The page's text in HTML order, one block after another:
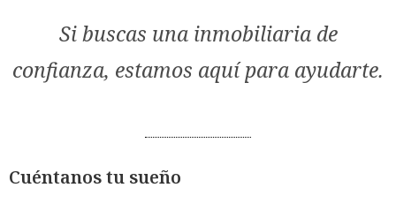
Si buscas una inmobiliaria de
confianza, estamos aquí para ayudarte.
Cuéntanos tu sueño